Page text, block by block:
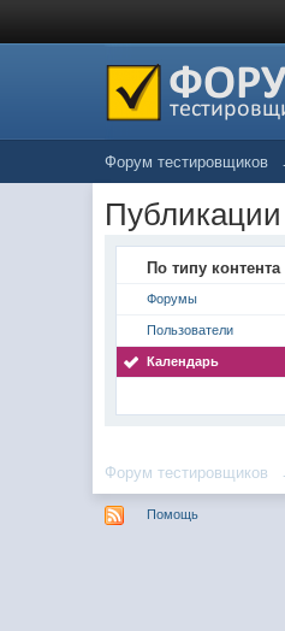
Форум тестировщиков
По типу контента
Форумы
Пользователи
Календарь
Форум тестировщиков
Помощь